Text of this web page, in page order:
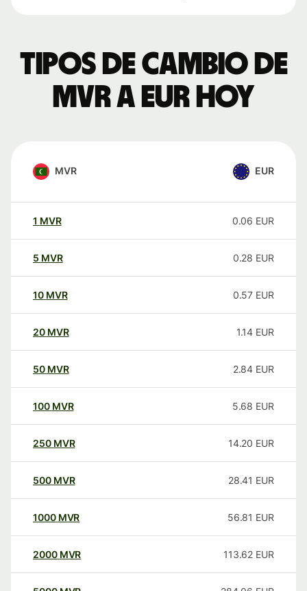
Tipos de cambio de
MVR a EUR hoy
MVR EUR
1 MVR 0.06 EUR
5 MVR 0.28 EUR
10 MVR 0.57 EUR
20 MVR 1.14 EUR
50 MVR 2.84 EUR
100 MVR 5.68 EUR
250 MVR 14.20 EUR
500 MVR 28.41 EUR
1000 MVR 56.81 EUR
2000 MVR 113.62 EUR